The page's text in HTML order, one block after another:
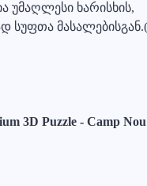
უმაღლესი ხარისხის,
სუფთა
3D Puzzle - Camp Nou